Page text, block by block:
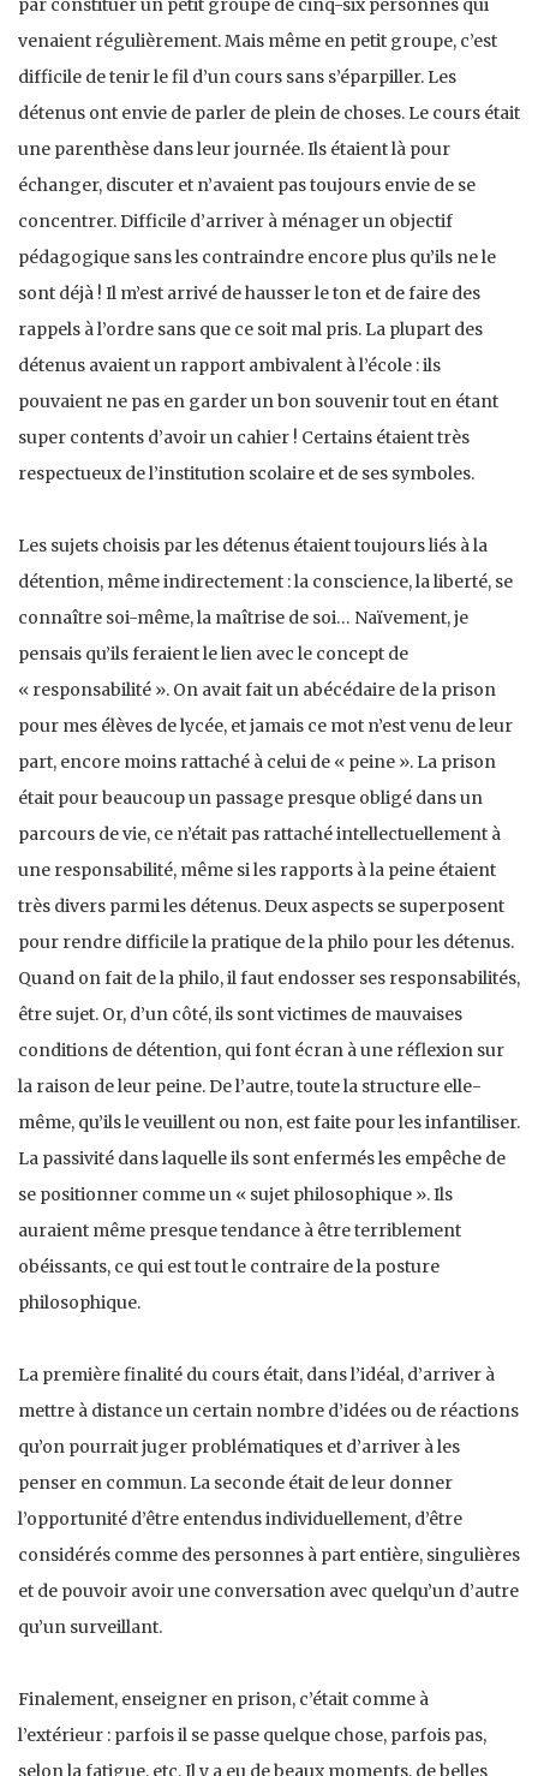
venaient régulièrement. Mais même en petit groupe, c’est
difficile de tenir le fil d’un cours sans s’éparpiller. Les
détenus ont envie de parler de plein de choses. Le cours était
une parenthèse dans leur journée. Ils étaient là pour
échanger, discuter et n’avaient pas toujours envie de se
concentrer. Difficile d’arriver à ménager un objectif
pédagogique sans les contraindre encore plus qu’ils ne le
sont déjà ! Il m’est arrivé de hausser le ton et de faire des
rappels à l’ordre sans que ce soit mal pris. La plupart des
détenus avaient un rapport ambivalent à l’école : ils
pouvaient ne pas en garder un bon souvenir tout en étant
super contents d’avoir un cahier ! Certains étaient très
respectueux de l’institution scolaire et de ses symboles.
Les sujets choisis par les détenus étaient toujours liés à la
détention, même indirectement : la conscience, la liberté, se
connaître soi-même, la maîtrise de soi… Naïvement, je
pensais qu’ils feraient le lien avec le concept de
« responsabilité ». On avait fait un abécédaire de la prison
pour mes élèves de lycée, et jamais ce mot n’est venu de leur
part, encore moins rattaché à celui de « peine ». La prison
était pour beaucoup un passage presque obligé dans un
parcours de vie, ce n’était pas rattaché intellectuellement à
une responsabilité, même si les rapports à la peine étaient
très divers parmi les détenus. Deux aspects se superposent
pour rendre difficile la pratique de la philo pour les détenus.
Quand on fait de la philo, il faut endosser ses responsabilités,
être sujet. Or, d’un côté, ils sont victimes de mauvaises
conditions de détention, qui font écran à une réflexion sur
la raison de leur peine. De l’autre, toute la structure elle-
même, qu’ils le veuillent ou non, est faite pour les infantiliser.
La passivité dans laquelle ils sont enfermés les empêche de
se positionner comme un « sujet philosophique ». Ils
auraient même presque tendance à être terriblement
obéissants, ce qui est tout le contraire de la posture
philosophique.
La première finalité du cours était, dans l’idéal, d’arriver à
mettre à distance un certain nombre d’idées ou de réactions
qu’on pourrait juger problématiques et d’arriver à les
penser en commun. La seconde était de leur donner
l’opportunité d’être entendus individuellement, d’être
considérés comme des personnes à part entière, singulières
et de pouvoir avoir une conversation avec quelqu’un d’autre
qu’un surveillant.
Finalement, enseigner en prison, c’était comme à
l’extérieur : parfois il se passe quelque chose, parfois pas,
selon la fatigue, etc. Il y a eu de beaux moments, de belles